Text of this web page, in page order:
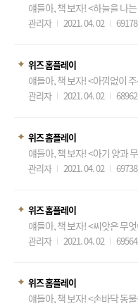
얘들아, 책 보자! <하늘을 나
관리자 2021. 04. 02 69178
위즈 홈플레이
얘들아, 책 보자! <아낌없이
관리자 2021. 04. 02 68962
위즈 홈플레이
얘들아, 책 보자! <아기 양과
관리자 2021. 04. 02 69738
위즈 홈플레이
얘들아, 책 보자! <씨앗은 무
관리자 2021. 04. 02 69564
위즈 홈플레이
얘들아, 책 보자! <손바닥 동